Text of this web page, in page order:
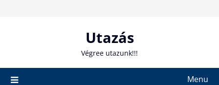
Utazás
Végree utazunk!!!
Menu